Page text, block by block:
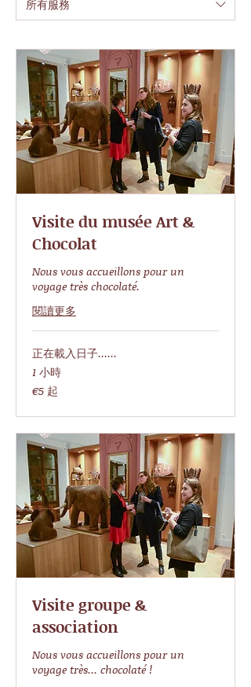
所有服務
Visite du musée Art &
Chocolat
Nous vous accueillons pour un
voyage très chocolaté.
閱讀更多
正在載入日子......
1 小時
欧
起
€5 起
Visite groupe &
association
Nous vous accueillons pour un
voyage très... chocolaté !